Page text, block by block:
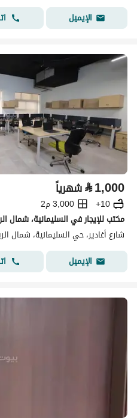
الإيميل
⃁1,000 شهرياً
10+
3,000 م2
مكتب للإيجار في السليمانية، شمال
شارع أغادير، حي السليمانية، شمال
الإيميل